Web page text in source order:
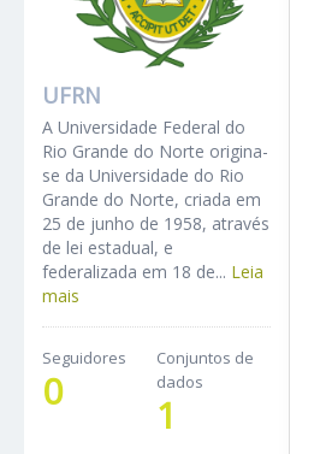
UFRN
A Universidade Federal do
Rio Grande do Norte origina-
se da Universidade do Rio
Grande do Norte, criada em
25 de junho de 1958, através
de lei estadual, e
federalizada em 18 de... Leia
mais
Seguidores
0
Conjuntos de
dados
1